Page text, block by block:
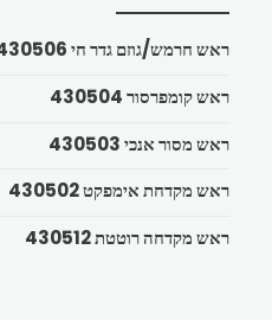
ראש חרמש/גוזם גדר חי 430506
ראש קומפרסור 430504
ראש מסור אנכי 430503
ראש מקדחת אימפקט 430502
ראש מקדחה רוטטת 430512